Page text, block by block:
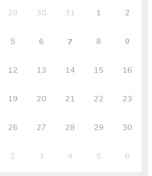
29 30 31 1 2
5 6 7 8 9
12 13 14 15 16
19 20 21 22 23
26 27 28 29 30
2 3 4 5 6